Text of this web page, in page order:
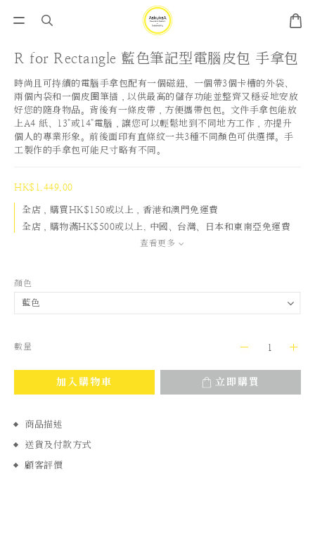
R for Rectangle 藍色筆記型電腦皮包 手拿包
時尚且可持續的電腦手拿包配有一個磁鈕、一個帶3個卡槽的外袋、
兩個內袋和一個皮圈筆插，以供最高的儲存功能並整齊又穩妥地安放
好您的隨身物品。背後有一條皮帶，方便攜帶包包。文件手拿包能放
上A4 紙、13"或14"電腦，讓您可以輕鬆地到不同地方工作，亦提升
個人的專業形象。前後面印有直條紋一共3種不同顏色可供選擇。手
工製作的手拿包可能尺寸略有不同。
HK$1,449.00
全店，購買HK$150或以上，香港和澳門免運費
全店，購物滿HK$500或以上, 中國、台灣、日本和東南亞免運費
查看更多
顏色
數量
加入購物車 立即購買
商品描述
送貨及付款方式
顧客評價